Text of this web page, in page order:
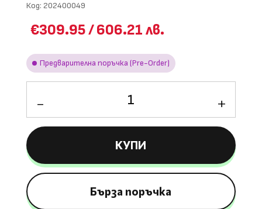
Код: 202400049
€309.95/606.21 лв.
Предварителна поръчка (Pre-Order)
Детска
Акумулаторна
Кола
VW
Beetle
Dune,
60W,
КУПИ
Бърза поръчка